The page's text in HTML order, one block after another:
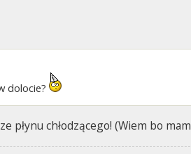
dolocie?
płynu chłodzącego! (Wiem bo mam